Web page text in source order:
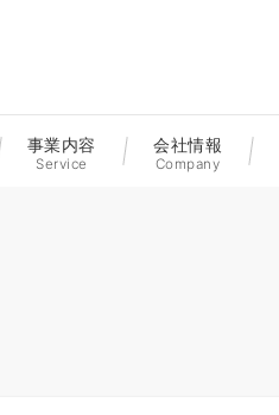
事業内容
Service
会社情報
Company